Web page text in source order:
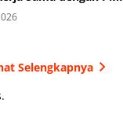
Selengkapnya